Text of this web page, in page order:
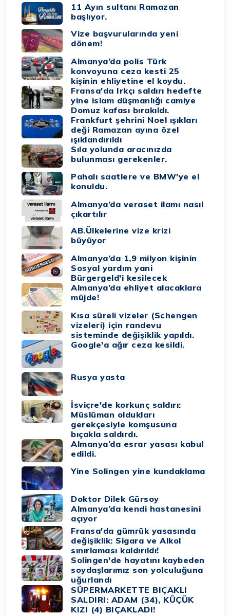
11 Ayın sultanı Ramazan
başlıyor.
Vize başvurularında yeni
dönem!
Almanya’da polis Türk
konvoyuna ceza kesti 25
kişinin ehliyetine el koydu.
Fransa'da Irkçı saldırı hedefte
yine islam düşmanlığı camiye
Domuz kafası bırakıldı.
Frankfurt şehrini Noel ışıkları
deği Ramazan ayına özel
ışıklandırıldı
Sıla yolunda aracınızda
bulunması gerekenler.
Pahalı saatlere ve BMW'ye el
konuldu.
Almanya’da veraset ilamı nasıl
çıkartılır
AB.Ülkelerine vize krizi
büyüyor
Almanya’da 1,9 milyon kişinin
Sosyal yardım yani
Bürgergeld'i kesilecek
Almanya’da ehliyet alacaklara
müjde!
Kısa süreli vizeler (Schengen
vizeleri) için randevu
sisteminde değişiklik yapıldı.
Google'a ağır ceza kesildi.
Rusya yasta
İsviçre'de korkunç saldırı:
Müslüman oldukları
gerekçesiyle komşusuna
bıçakla saldırdı.
Almanya’da esrar yasası kabul
edildi.
Yine Solingen yine kundaklama
Doktor Dilek Gürsoy
Almanya’da kendi hastanesini
açıyor
Fransa'da gümrük yasasında
değişiklik: Sigara ve Alkol
sınırlaması kaldırıldı!
Solingen'de hayatını kaybeden
soydaşlarımız son yolculuğuna
uğurlandı
SÜPERMARKETTE BIÇAKLI
SALDIRI: ADAM (34), KÜÇÜK
KIZI (4) BIÇAKLADI!